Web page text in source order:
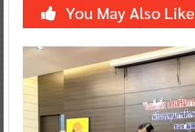
You May Also Like